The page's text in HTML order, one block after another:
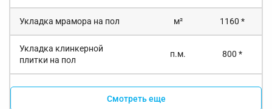
Укладка мрамора на пол м² 1160 *
Укладка клинкерной
плитки на пол
п.м. 800 *
Смотреть еще